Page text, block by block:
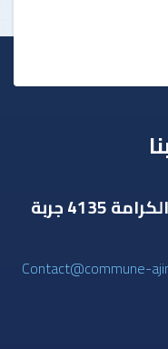
العنوان : ساحة الحرية والكرامة 4135 جربة
Contact@commune-